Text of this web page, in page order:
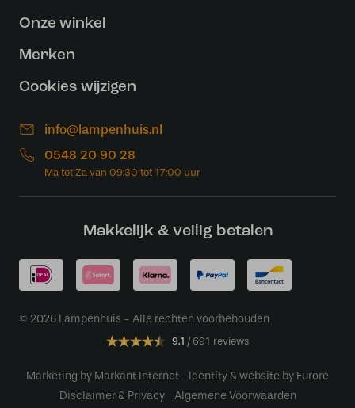
Onze winkel
Merken
Cookies wijzigen
info@lampenhuis.nl
0548 20 90 28
Makkelijk & veilig betalen
© 2026 Lampenhuis - Alle rechten voorbehouden
9.1 691 reviews
Marketing by Markant Internet
Identity & website by Furore
Disclaimer & Privacy
Algemene Voorwaarden